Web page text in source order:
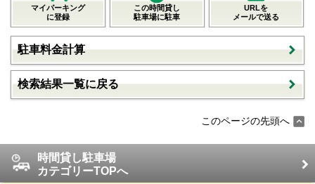
マイパーキング
に登録
この時間貸し
駐車場に駐車
URLを
メールで送る
駐車料金計算
検索結果一覧に戻る
このページの先頭へ
時間貸し駐車場
カテゴリーTOPへ